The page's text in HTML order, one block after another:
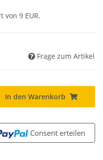
9 EUR.
Frage zum Artikel
In den Warenkorb
Consent erteilen